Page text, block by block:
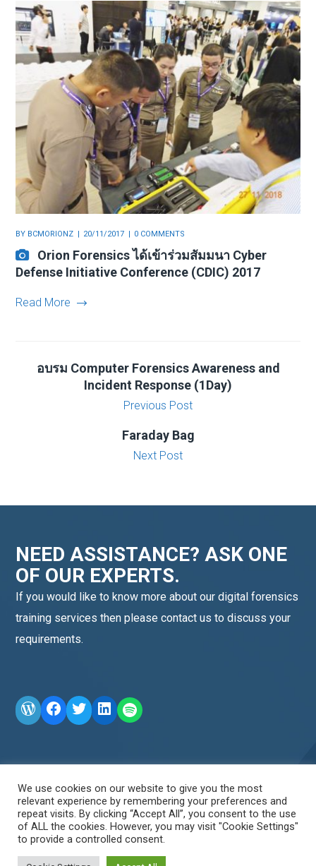
BY BCMORIONZ 20/11/2017 0 COMMENTS
Orion Forensics ได้เข้าร่วมสัมมนา Cyber
Defense Initiative Conference (CDIC) 2017
Read More
อบรม Computer Forensics Awareness and
Incident Response (1Day)
Previous Post
Faraday Bag
Next Post
NEED ASSISTANCE? ASK ONE
OF OUR EXPERTS.
If you would like to know more about our digital forensics
training services then please contact us to discuss your
requirements.
WordPress
Facebook
TwitterLinkedIn
LINE OA scan me
We use cookies on our website to give you the most
relevant experience by remembering your preferences and
repeat visits. By clicking “Accept All”, you consent to the use
of ALL the cookies. However, you may visit "Cookie Settings"
to provide a controlled consent.